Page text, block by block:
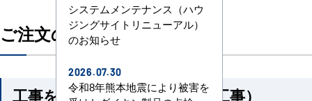
ご注文の流れ
工事を依頼される方（機器＋工事）
システムメンテナンス（ハウ
ジングサイトリニューアル）
のお知らせ
2026.07.30
令和8年熊本地震により被害を